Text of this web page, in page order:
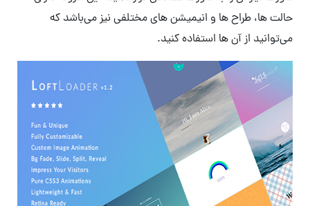
حالت ها، طراح ها و انیمیشن های مختلفی نیز می‌باشد که
می‌توانید از آن ها استفاده کنید.